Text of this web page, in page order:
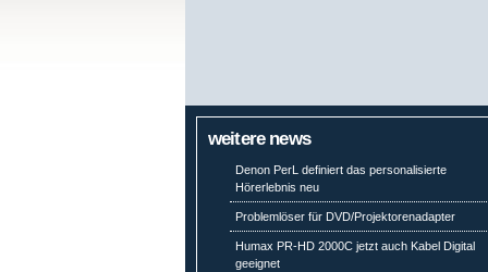
weitere news
Denon PerL definiert das personalisierte
Hörerlebnis neu
Problemlöser für DVD/Projektorenadapter
Humax PR-HD 2000C jetzt auch Kabel Digital
geeignet